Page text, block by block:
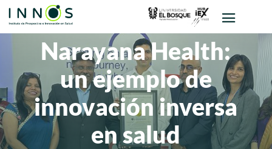
Narayana Health:
un ejemplo de
innovación inversa
en salud